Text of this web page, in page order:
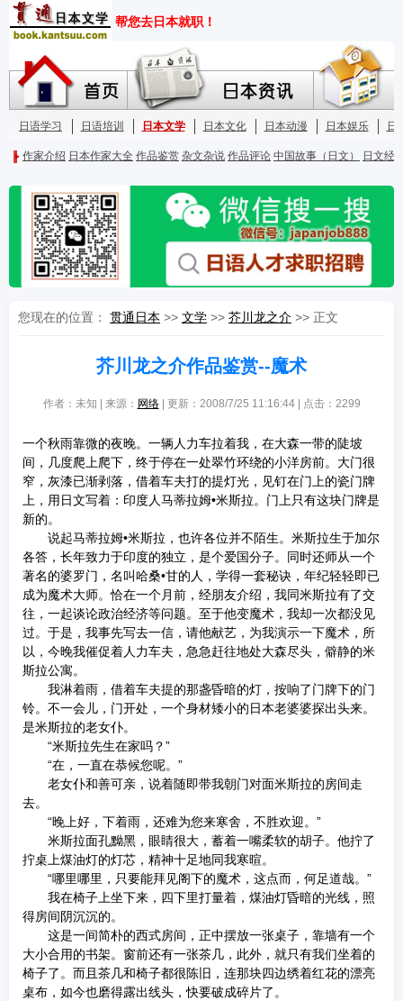
您现在的位置： 贯通日本 >> 文学 >> 芥川龙之介 >> 正文
芥川龙之介作品鉴赏--魔术
作者：未知 | 来源： 网络| 更新：2008/7/25 11:16:44 | 点击： 2299
一个秋雨靠微的夜晚。一辆人力车拉着我，在大森一带的陡坡
间，几度爬上爬下，终于停在一处翠竹环绕的小洋房前。大门很
窄，灰漆已渐剥落，借着车夫打的提灯光，见钉在门上的瓷门牌
上，用日文写着：印度人马蒂拉姆•米斯拉。门上只有这块门牌是
新的。
说起马蒂拉姆•米斯拉，也许各位并不陌生。米斯拉生于加尔
各答，长年致力于印度的独立，是个爱国分子。同时还师从一个
著名的婆罗门，名叫哈桑•甘的人，学得一套秘诀，年纪轻轻即已
成为魔术大师。恰在一个月前，经朋友介绍，我同米斯拉有了交
往，一起谈论政治经济等问题。至于他变魔术，我却一次都没见
过。于是，我事先写去一信，请他献艺，为我演示一下魔术，所
以，今晚我催促着人力车夫，急急赶往地处大森尽头，僻静的米
斯拉公寓。
我淋着雨，借着车夫提的那盏昏暗的灯，按响了门牌下的门
铃。不一会儿，门开处，一个身材矮小的日本老婆婆探出头来。
是米斯拉的老女仆。
“米斯拉先生在家吗？”
“在，一直在恭候您呢。”
老女仆和善可亲，说着随即带我朝门对面米斯拉的房间走
去。
“晚上好，下着雨，还难为您来寒舍，不胜欢迎。”
米斯拉面孔黝黑，眼睛很大，蓄着一嘴柔软的胡子。他拧了
拧桌上煤油灯的灯芯，精神十足地同我寒暄。
“哪里哪里，只要能拜见阁下的魔术，这点而，何足道哉。”
我在椅子上坐下来，四下里打量着，煤油灯昏暗的光线，照
得房间阴沉沉的。
这是一间简朴的西式房间，正中摆放一张桌子，靠墙有一个
大小合用的书架。窗前还有一张茶几，此外，就只有我们坐着的
椅子了。而且茶几和椅子都很陈旧，连那块四边绣着红花的漂亮
桌布，如今也磨得露出线头，快要破成碎片了。